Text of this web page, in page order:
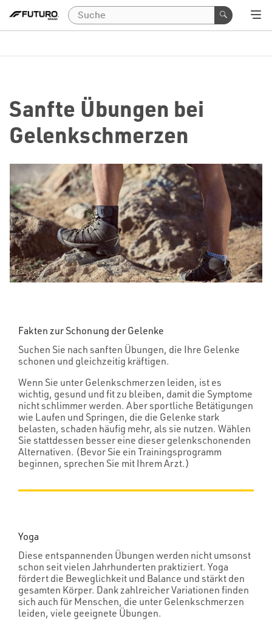
Sanfte Übungen bei
Gelenkschmerzen
Fakten zur Schonung der Gelenke
Suchen Sie nach sanften Übungen, die Ihre Gelenke
schonen und gleichzeitig kräftigen.
Wenn Sie unter Gelenkschmerzen leiden, ist es
wichtig, gesund und fit zu bleiben, damit die Symptome
nicht schlimmer werden. Aber sportliche Betätigungen
wie Laufen und Springen, die die Gelenke stark
belasten, schaden häufig mehr, als sie nutzen. Wählen
Sie stattdessen besser eine dieser gelenkschonenden
Alternativen. (Bevor Sie ein Trainingsprogramm
beginnen, sprechen Sie mit Ihrem Arzt.)
Yoga
Diese entspannenden Übungen werden nicht umsonst
schon seit vielen Jahrhunderten praktiziert. Yoga
fördert die Beweglichkeit und Balance und stärkt den
gesamten Körper. Dank zahlreicher Variationen finden
sich auch für Menschen, die unter Gelenkschmerzen
leiden, viele geeignete Übungen.